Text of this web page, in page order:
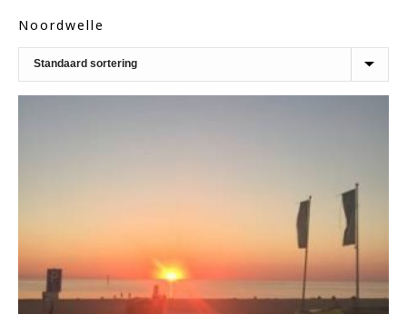
Noordwelle